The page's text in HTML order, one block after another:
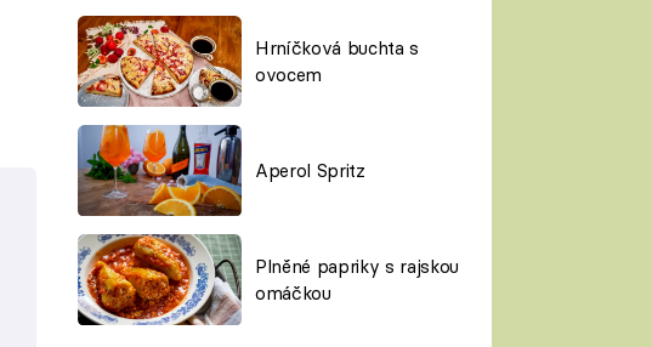
Hrníčková buchta s
ovocem
Aperol Spritz
Plněné papriky s rajskou
omáčkou